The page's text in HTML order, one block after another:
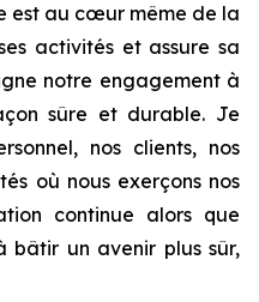
est au cœur même de la
activités et assure sa
notre engagement à
sûre et durable. Je
nos clients, nos
où nous exerçons nos
continue alors que
bâtir un avenir plus sûr,
»